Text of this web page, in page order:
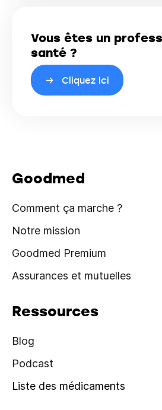
Vous êtes un
santé ?
Cliquez ici
Goodmed
Comment ça marche ?
Notre mission
Goodmed Premium
Assurances et mutuelles
Ressources
Blog
Podcast
Liste des médicaments